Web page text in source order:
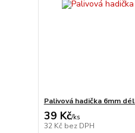
Palivová hadička 6mm
39 Kč/ks
32 Kč bez DPH